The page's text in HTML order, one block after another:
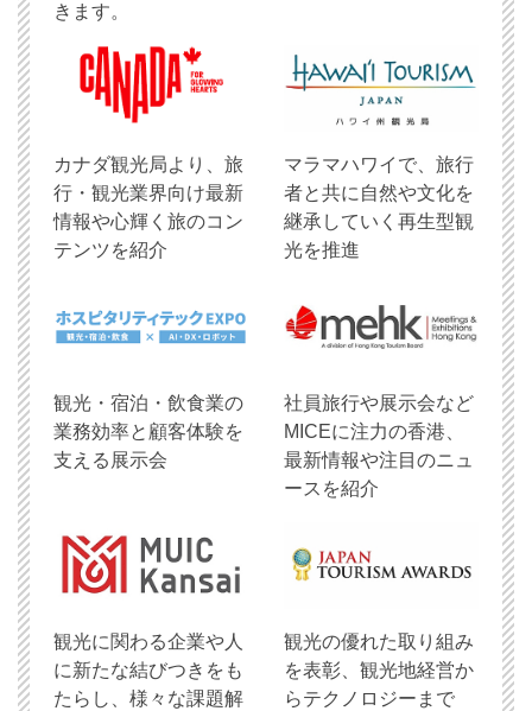
きます。
​カナダ観光局より、旅
行・観光業界向け最新
情報や心輝く旅のコン
テンツを紹介
マラマハワイで、旅行
者と共に自然や文化を
継承していく再生型観
光を推進
観光・宿泊・飲食業の
業務効率と顧客体験を
支える展示会
社員旅行や展示会など
MICEに注力の香港、
最新情報や注目のニュ
ースを紹介
観光に関わる企業や人
に新たな結びつきをも
たらし、様々な課題解
観光の優れた取り組み
を表彰、観光地経営か
らテクノロジーまで